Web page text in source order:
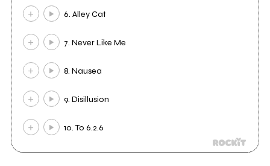
6. Alley Cat
7. Never Like Me
8. Nausea
9. Disillusion
10. To 6.2.6